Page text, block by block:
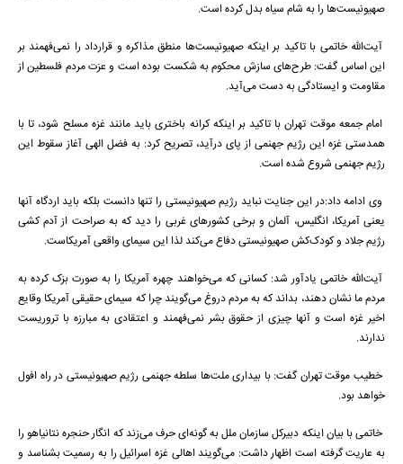
صهیونیست‌ها را به شام سیاه بدل کرده است.
آیت‌الله خاتمی با تاکید بر اینکه صهیونیست‌ها منطق مذاکره و قرارداد را نمی‌فهمند بر
این اساس گفت: طرح‌های سازش محکوم به شکست بوده است و عزت مردم فلسطین از
مقاومت و ایستادگی به دست می‌آید.
امام جمعه موقت تهران با تاکید بر اینکه کرانه باختری باید مانند غزه مسلح شود، تا با
همدستی غزه این رژیم جهنمی از پای درآید، تصریح کرد: به فضل الهی آغاز سقوط این
رژیم جهنمی شروع شده است.
وی ادامه داد:‌در این جنایت نباید رژیم صهیونیستی را تنها دانست بلکه باید اردگاه آنها
یعنی آمریکا، انگلیس، آلمان و برخی کشورهای غربی را دید که به صراحت از آدم کشی
رژیم جلاد و کودک‌کش صهیونیستی دفاع می‌کند لذا این سیمای واقعی آمریکاست.
آیت‌الله خاتمی یادآور شد: کسانی که می‌خواهند چهره آمریکا را به صورت بزک کرده به
مردم ما نشان دهند، بداند که به مردم دروغ می‌گویند چرا که سیمای حقیقی آمریکا وقایع
اخیر غزه است و آنها چیزی از حقوق بشر نمی‌فهمند و اعتقادی به مبارزه با تروریست
ندارند.
خطیب موقت تهران گفت: با بیداری ملت‌ها سلطه جهنمی رژیم صهیونیستی در راه افول
خواهد بود.
خاتمی با بیان اینکه دبیرکل سازمان ملل به گونه‌ای حرف می‌زند که انگار حنجره نتانیاهو را
به عاریت گرفته است اظهار داشت: می‌گویند اهالی غزه اسرائیل را به رسمیت بشناسد و